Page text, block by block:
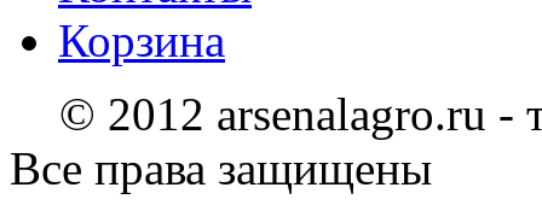
Корзина
© 2012 arsenalagro.ru -
Все права защищены